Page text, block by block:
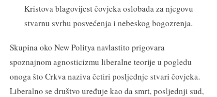
Kristova blagovijest čovjeka oslobađa za njegovu
stvarnu svrhu posvećenja i nebeskog bogozrenja.
Skupina oko New Politya navlastito prigovara
spoznajnom agnosticizmu liberalne teorije u pogledu
onoga što Crkva naziva četiri posljednje stvari čovjeka.
Liberalno se društvo uređuje kao da smrt, posljednji sud,